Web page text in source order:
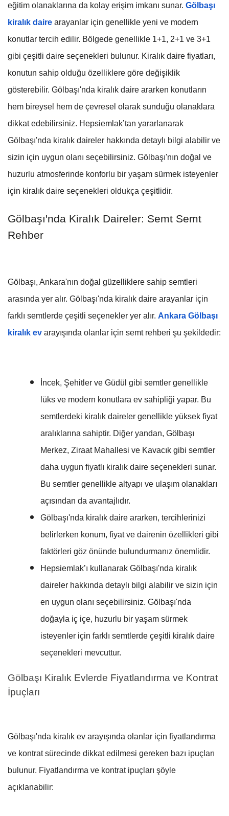
eğitim olanaklarına da kolay erişim imkanı sunar. Gölbaşı
kiralık daire arayanlar için genellikle yeni ve modern
konutlar tercih edilir. Bölgede genellikle 1+1, 2+1 ve 3+1
gibi çeşitli daire seçenekleri bulunur. Kiralık daire fiyatları,
konutun sahip olduğu özelliklere göre değişiklik
gösterebilir. Gölbaşı'nda kiralık daire ararken konutların
hem bireysel hem de çevresel olarak sunduğu olanaklara
dikkat edebilirsiniz. Hepsiemlak’tan yararlanarak
Gölbaşı'nda kiralık daireler hakkında detaylı bilgi alabilir ve
sizin için uygun olanı seçebilirsiniz. Gölbaşı'nın doğal ve
huzurlu atmosferinde konforlu bir yaşam sürmek isteyenler
için kiralık daire seçenekleri oldukça çeşitlidir.
Gölbaşı'nda Kiralık Daireler: Semt Semt
Rehber
Gölbaşı, Ankara'nın doğal güzelliklere sahip semtleri
arasında yer alır. Gölbaşı'nda kiralık daire arayanlar için
farklı semtlerde çeşitli seçenekler yer alır. Ankara Gölbaşı
kiralık ev arayışında olanlar için semt rehberi şu şekildedir:
İncek, Şehitler ve Güdül gibi semtler genellikle
lüks ve modern konutlara ev sahipliği yapar. Bu
semtlerdeki kiralık daireler genellikle yüksek fiyat
aralıklarına sahiptir. Diğer yandan, Gölbaşı
Merkez, Ziraat Mahallesi ve Kavacık gibi semtler
daha uygun fiyatlı kiralık daire seçenekleri sunar.
Bu semtler genellikle altyapı ve ulaşım olanakları
açısından da avantajlıdır.
Gölbaşı'nda kiralık daire ararken, tercihlerinizi
belirlerken konum, fiyat ve dairenin özellikleri gibi
faktörleri göz önünde bulundurmanız önemlidir.
Hepsiemlak’ı kullanarak Gölbaşı'nda kiralık
daireler hakkında detaylı bilgi alabilir ve sizin için
en uygun olanı seçebilirsiniz. Gölbaşı'nda
doğayla iç içe, huzurlu bir yaşam sürmek
isteyenler için farklı semtlerde çeşitli kiralık daire
seçenekleri mevcuttur.
Gölbaşı Kiralık Evlerde Fiyatlandırma ve Kontrat
İpuçları
Gölbaşı'nda kiralık ev arayışında olanlar için fiyatlandırma
ve kontrat sürecinde dikkat edilmesi gereken bazı ipuçları
bulunur. Fiyatlandırma ve kontrat ipuçları şöyle
açıklanabilir: